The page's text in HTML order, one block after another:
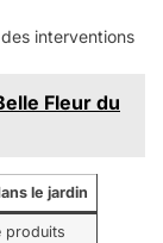
interventions
Fleur du
le jardin
produits